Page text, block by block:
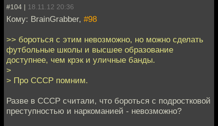
#104 | 18.11.12 20:36
Кому: BrainGrabber, #98
>> бороться с этим невозможно, но можно сделать
футбольные школы и высшее образование
доступнее, чем крэк и уличные банды.
>
> Про СССР помним.
Разве в СССР считали, что бороться с подростковой
преступностью и наркоманией - невозможно?